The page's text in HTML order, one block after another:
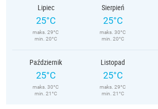
Lipiec
25°C
maks. 29°C
min. 20°C
Sierpień
25°C
maks. 30°C
min. 20°C
Październik
25°C
maks. 30°C
min. 21°C
Listopad
25°C
maks. 29°C
min. 21°C